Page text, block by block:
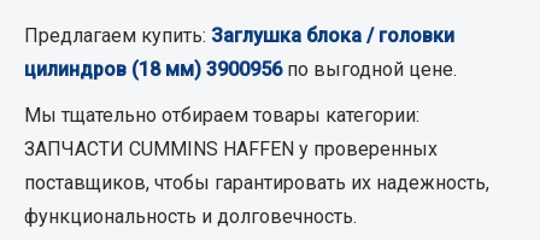
Смазочные материалы
Охладжающие жидкости
Технические жидкости
Весь раздел
Предлагаем купить: Заглушка блока / головки
цилиндров (18 мм) 3900956по выгодной цене.
Мы тщательно отбираем товары категории:
ЗАПЧАСТИ CUMMINS HAFFEN у проверенных
поставщиков, чтобы гарантировать их надежность,
функциональность и долговечность.